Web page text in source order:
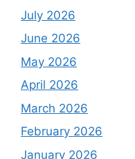
July 2026
June 2026
May 2026
April 2026
March 2026
February 2026
January 2026